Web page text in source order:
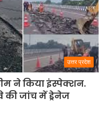
उत्तर प्रदेश
ने किया इंस्पेक्शन.
जांच में ड्रेनेज